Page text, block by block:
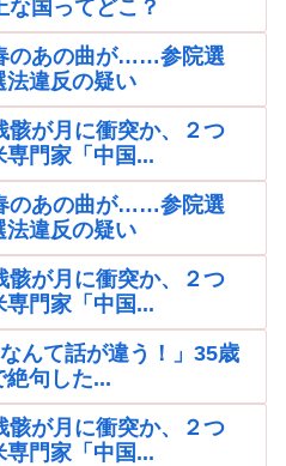
国ってどこ？
のあの曲が……参院選
法違反の疑い
骸が月に衝突か、２つ
門家「中国...
のあの曲が……参院選
法違反の疑い
骸が月に衝突か、２つ
門家「中国...
んて話が違う！」35歳
句した...
骸が月に衝突か、２つ
門家「中国...